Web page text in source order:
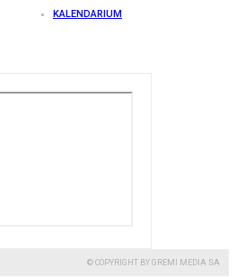
KALENDARIUM
© COPYRIGHT BY GREMI MEDIA SA